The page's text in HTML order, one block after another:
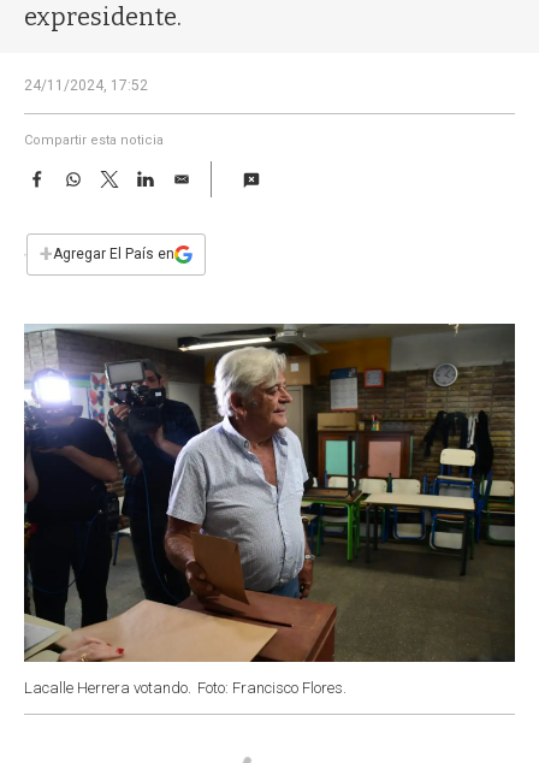
expresidente.
24/11/2024, 17:52
Compartir esta noticia
F
e
b
k
W
s
p
T
w
t
L
n
E
i
l
+Agregar El País en
Lacalle Herrera votando. Foto: Francisco Flores.